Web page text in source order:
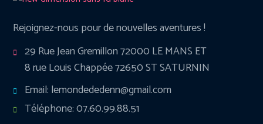
Rejoignez-nous pour de nouvelles aventures !
29 Rue Jean Gremillon 72000 LE MANS ET
8 rue Louis Chappée 72650 ST SATURNIN
Email: lemondededenn@gmail.com
Téléphone: 07.60.99.88.51